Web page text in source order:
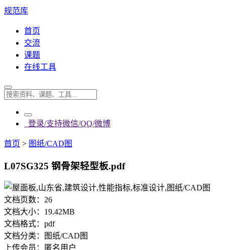
规范库
首页
交流
课题
在线工具
登录/支持微信/QQ/微博
首页 > 图纸/CAD图
L07SG325 钢骨架轻型板.pdf
文档页数： 26
文档大小： 19.42MB
文档格式： pdf
文档分类：
图纸/CAD图
上传会员：
匿名用户